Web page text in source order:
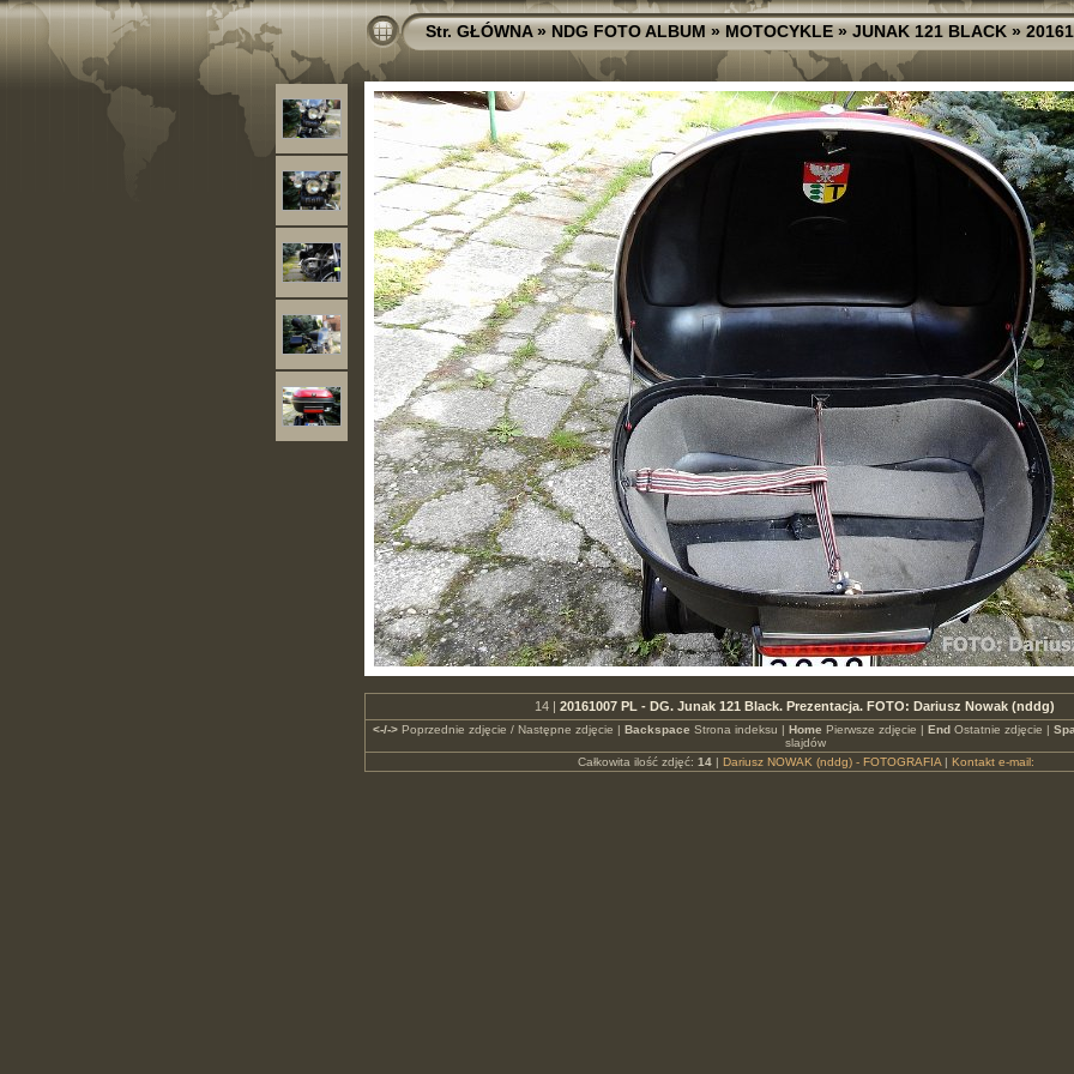
Str. GŁÓWNA»NDG FOTO ALBUM»MOTOCYKLE»JUNAK 121 BLACK»
14 | 20161007 PL - DG. Junak 121 Black. Prezentacja. FOTO: Dariusz Nowak (nddg)
<-/->Poprzednie zdjęcie / Następne zdjęcie | Backspace Strona indeksu | Home Pierwsze zdjęcie | EndOstatnie zdjęcie |
slajdów
Całkowita ilość zdjęć: 14| Dariusz NOWAK (nddg) - FOTOGRAFIA| Kontakt e-mail: